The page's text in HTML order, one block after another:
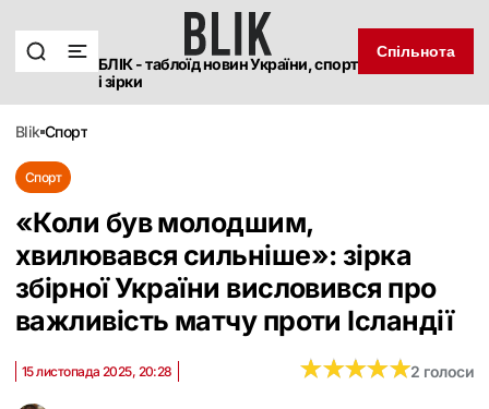
БЛІК - таблоїд новин України, спорт
і зірки
Спільнота
blik спорт
Спорт
«Коли був молодшим,
хвилювався сильніше»: зірка
збірної України висловився про
важливість матчу проти Ісландії
15 листопада 2025, 20:28 ★★★★★
★★★★★2 голоси